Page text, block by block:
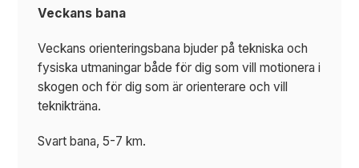
Veckans bana
Veckans orienteringsbana bjuder på tekniska och
fysiska utmaningar både för dig som vill motionera i
skogen och för dig som är orienterare och vill
teknikträna.
Svart bana, 5-7 km.